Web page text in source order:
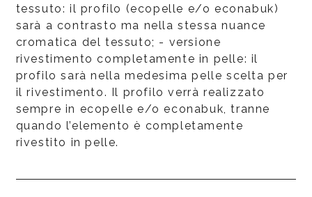
tessuto: il profilo (ecopelle e/o econabuk)
sarà a contrasto ma nella stessa nuance
cromatica del tessuto; - versione
rivestimento completamente in pelle: il
profilo sarà nella medesima pelle scelta per
il rivestimento. Il profilo verrà realizzato
sempre in ecopelle e/o econabuk, tranne
quando l’elemento è completamente
rivestito in pelle.